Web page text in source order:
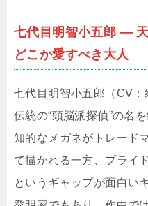
七代目明智小五郎 ―
どこか愛すべき大人
七代目明智小五郎（CV：
伝統の“頭脳派探偵”の名
知的なメガネがトレード
て描かれる一方、プライ
というギャップが面白い